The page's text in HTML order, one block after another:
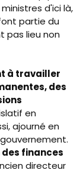
d'ici là,
partie du
pas lieu non
à travailler
des
en
ajourné en
finances
directeur